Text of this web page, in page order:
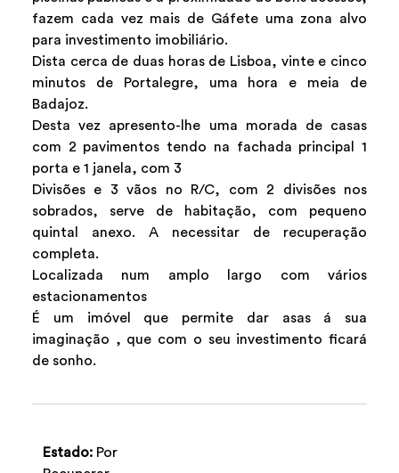
fazem cada vez mais de Gáfete uma zona alvo
para investimento imobiliário.
Dista cerca de duas horas de Lisboa, vinte e cinco
minutos de Portalegre, uma hora e meia de
Badajoz.
Desta vez apresento-lhe uma morada de casas
com 2 pavimentos tendo na fachada principal 1
porta e 1 janela, com 3
Divisões e 3 vãos no R/C, com 2 divisões nos
sobrados, serve de habitação, com pequeno
quintal anexo. A necessitar de recuperação
completa.
Localizada num amplo largo com vários
estacionamentos
É um imóvel que permite dar asas á sua
imaginação , que com o seu investimento ficará
de sonho.
Estado: Por